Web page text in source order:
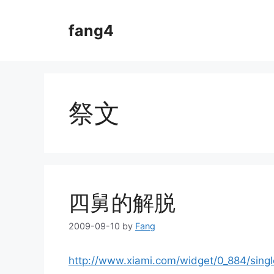
fang4
祭文
四舅的解脱
2009-09-10 by Fang
http://www.xiami.com/widget/0_884/